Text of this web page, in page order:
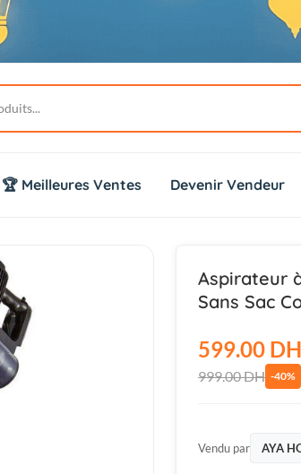
🏆 Meilleures Ventes Devenir Vendeur
Aspirateur
Sans Sac
599.00 DH
999.00 DH -40%
Vendu par AYA